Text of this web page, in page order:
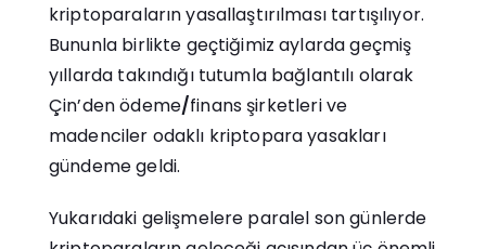
kriptoparaların yasallaştırılması tartışılıyor.
Bununla birlikte geçtiğimiz aylarda geçmiş
yıllarda takındığı tutumla bağlantılı olarak
Çin’den ödeme/finans şirketleri ve
madenciler odaklı kriptopara yasakları
gündeme geldi.
Yukarıdaki gelişmelere paralel son günlerde